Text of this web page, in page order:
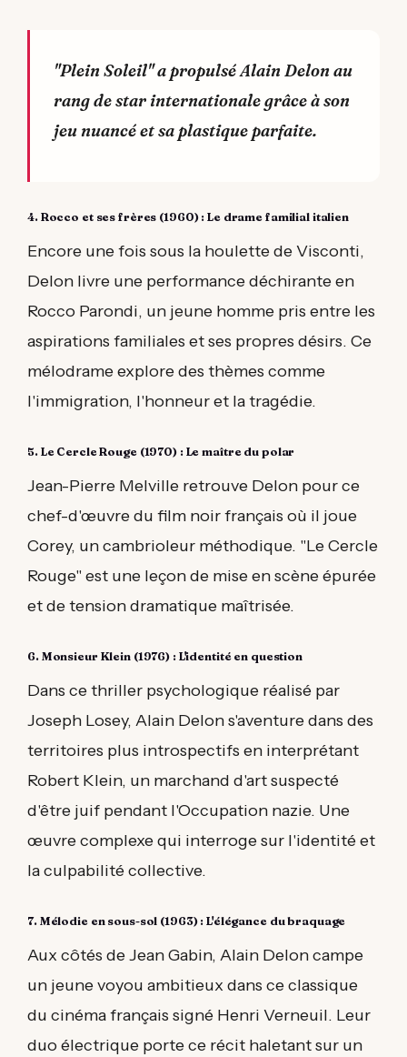
"Plein Soleil" a propulsé Alain Delon au
rang de star internationale grâce à son
jeu nuancé et sa plastique parfaite.
4. Rocco et ses frères (1960) : Le drame familial italien
Encore une fois sous la houlette de Visconti,
Delon livre une performance déchirante en
Rocco Parondi, un jeune homme pris entre les
aspirations familiales et ses propres désirs. Ce
mélodrame explore des thèmes comme
l'immigration, l'honneur et la tragédie.
5. Le Cercle Rouge (1970) : Le maître du polar
Jean-Pierre Melville retrouve Delon pour ce
chef-d'œuvre du film noir français où il joue
Corey, un cambrioleur méthodique. "Le Cercle
Rouge" est une leçon de mise en scène épurée
et de tension dramatique maîtrisée.
6. Monsieur Klein (1976) : L'identité en question
Dans ce thriller psychologique réalisé par
Joseph Losey, Alain Delon s'aventure dans des
territoires plus introspectifs en interprétant
Robert Klein, un marchand d'art suspecté
d'être juif pendant l'Occupation nazie. Une
œuvre complexe qui interroge sur l'identité et
la culpabilité collective.
7. Mélodie en sous-sol (1963) : L'élégance du braquage
Aux côtés de Jean Gabin, Alain Delon campe
un jeune voyou ambitieux dans ce classique
du cinéma français signé Henri Verneuil. Leur
duo électrique porte ce récit haletant sur un